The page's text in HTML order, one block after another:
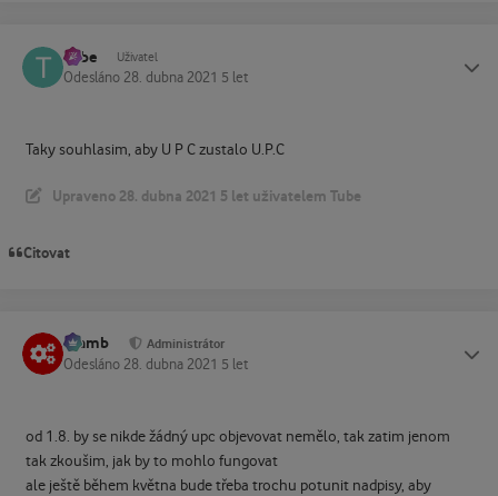
Tube Uživatel
Odesláno 28. dubna 2021 5 let
Taky souhlasim, aby U P C zustalo U.P.C
Upraveno 28. dubna 2021 5 let uživatelem Tube
Citovat
Slamb Administrátor
Odesláno 28. dubna 2021 5 let
od 1.8. by se nikde žádný upc objevovat nemělo, tak zatim jenom
tak zkoušim, jak by to mohlo fungovat
ale ještě během května bude třeba trochu potunit nadpisy, aby